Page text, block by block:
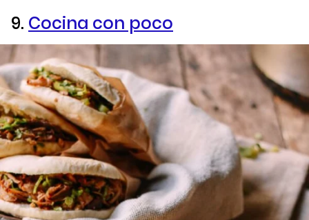
9. Cocina con poco